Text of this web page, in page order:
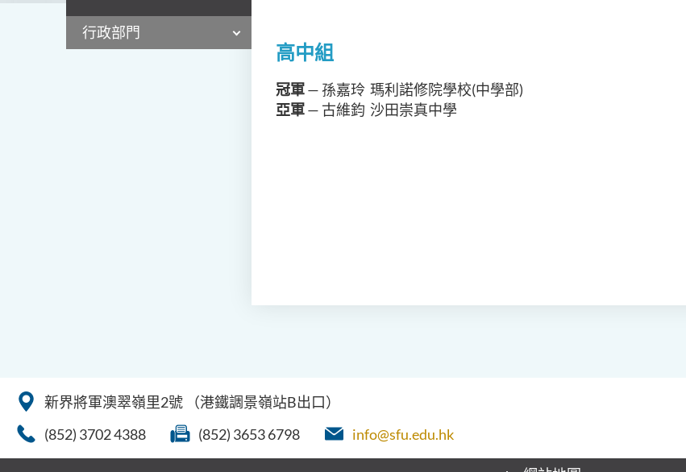
行政部門
高中組
冠軍— 孫嘉玲 瑪利諾修院學校(中學部)
亞軍— 古維鈞 沙田崇真中學
新界將軍澳翠嶺里2號
（港鐵調景嶺站B出口）
(852) 3702 4388
(852) 3653 6798 info@sfu.edu.hk